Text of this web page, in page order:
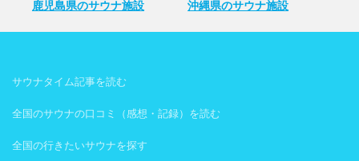
鹿児島県のサウナ施設 沖縄県のサウナ施設
サウナタイム記事を読む
全国のサウナの口コミ（感想・記録）を読む
全国の行きたいサウナを探す